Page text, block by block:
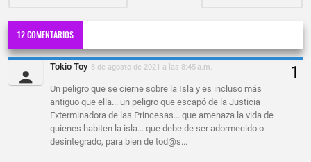
12 COMENTARIOS
Tokio Toy 8 de agosto de 2021 a las 8:45 a.m.
Un peligro que se cierne sobre la Isla y es incluso más
antiguo que ella... un peligro que escapó de la Justicia
Exterminadora de las Princesas... que amenaza la vida de
quienes habiten la isla... que debe de ser adormecido o
desintegrado, para bien de tod@s...